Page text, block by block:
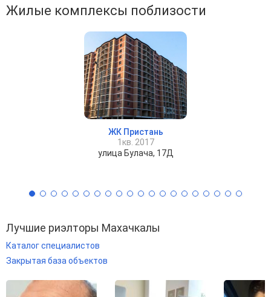
Жилые комплексы поблизости
ЖК Пристань
1кв. 2017
улица Булача, 17Д
Лучшие риэлторы Махачкалы
Каталог специалистов
Закрытая база объектов